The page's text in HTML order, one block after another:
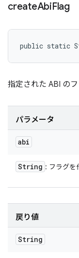
createAbiFlag
public static
指定された ABI のフ
パラメータ
abi
String : フラグを
戻り値
String